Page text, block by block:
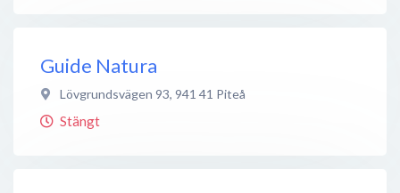
Guide Natura
Lövgrundsvägen 93, 941 41 Piteå
Stängt